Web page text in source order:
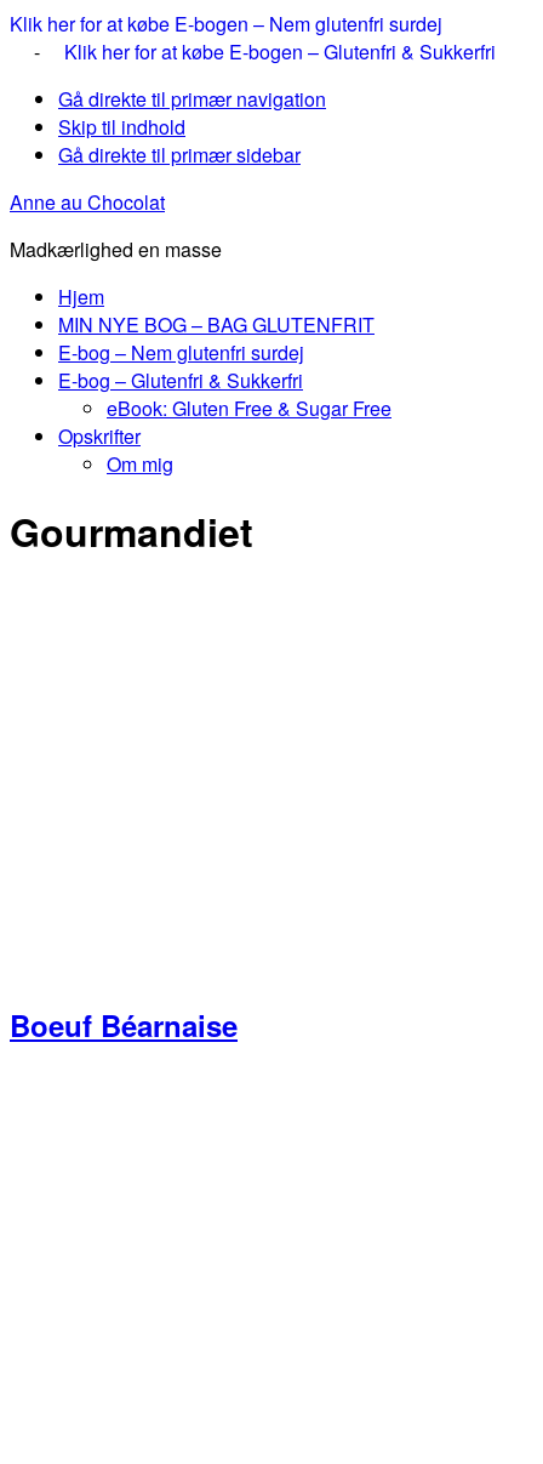
Klik her for at købe E-bogen – Nem glutenfri surdej
- Klik her for at købe E-bogen – Glutenfri & Sukkerfri
Gå direkte til primær navigation
Skip til indhold
Gå direkte til primær sidebar
Anne au Chocolat
Madkærlighed en masse
Hjem
MIN NYE BOG – BAG GLUTENFRIT
E-bog – Nem glutenfri surdej
E-bog – Glutenfri & Sukkerfri
eBook: Gluten Free & Sugar Free
Opskrifter
Om mig
Gourmandiet
Boeuf Béarnaise